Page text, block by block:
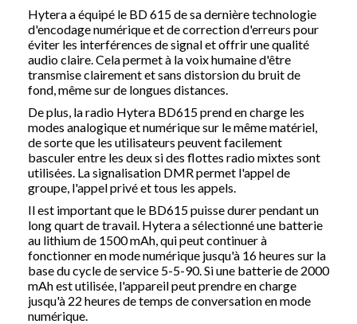
Hytera a équipé le BD 615de sa dernière technologie
d'encodage numérique et de correction d'erreurs pour
éviter les interférences de signal et offrir une qualité
audio claire. Cela permet à la voix humaine d'être
transmise clairement et sans distorsion du bruit de
fond, même sur de longues distances.
De plus, la radio Hytera BD615prend en charge les
modes analogique et numérique sur le même matériel,
de sorte que les utilisateurs peuvent facilement
basculer entre les deux si des flottes radio mixtes sont
utilisées. La signalisation DMR permet l'appel de
groupe, l'appel privé et tous les appels.
Il est important que le BD615puisse durer pendant un
long quart de travail. Hytera a sélectionné une batterie
au lithium de 1500 mAh, qui peut continuer à
fonctionner en mode numérique jusqu'à 16 heures sur la
base du cycle de service 5-5-90.Si une batterie de 2000
mAh est utilisée, l'appareil peut prendre en charge
jusqu'à 22 heures de temps de conversation en mode
numérique.